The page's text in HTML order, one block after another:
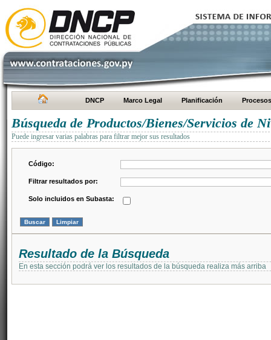
DNCP Marco Legal Planificación Procesos
Búsqueda de Productos/Bienes/Servicios de
Puede ingresar varias palabras para filtrar mejor sus resultados
Código:
Filtrar resultados por:
Solo incluidos en Subasta:
Resultado de la Búsqueda
En esta sección podrá ver los resultados de la búsqueda realiza más arriba